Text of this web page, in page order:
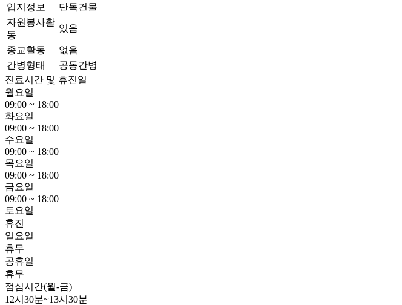
입지정보
단독건물
자원봉사활
동
있음
종교활동
없음
간병형태
공동간병
진료시간 및 휴진일
월요일
09:00 ~ 18:00
화요일
09:00 ~ 18:00
수요일
09:00 ~ 18:00
목요일
09:00 ~ 18:00
금요일
09:00 ~ 18:00
토요일
휴진
일요일
휴무
공휴일
휴무
점심시간(월-금)
12시30분~13시30분